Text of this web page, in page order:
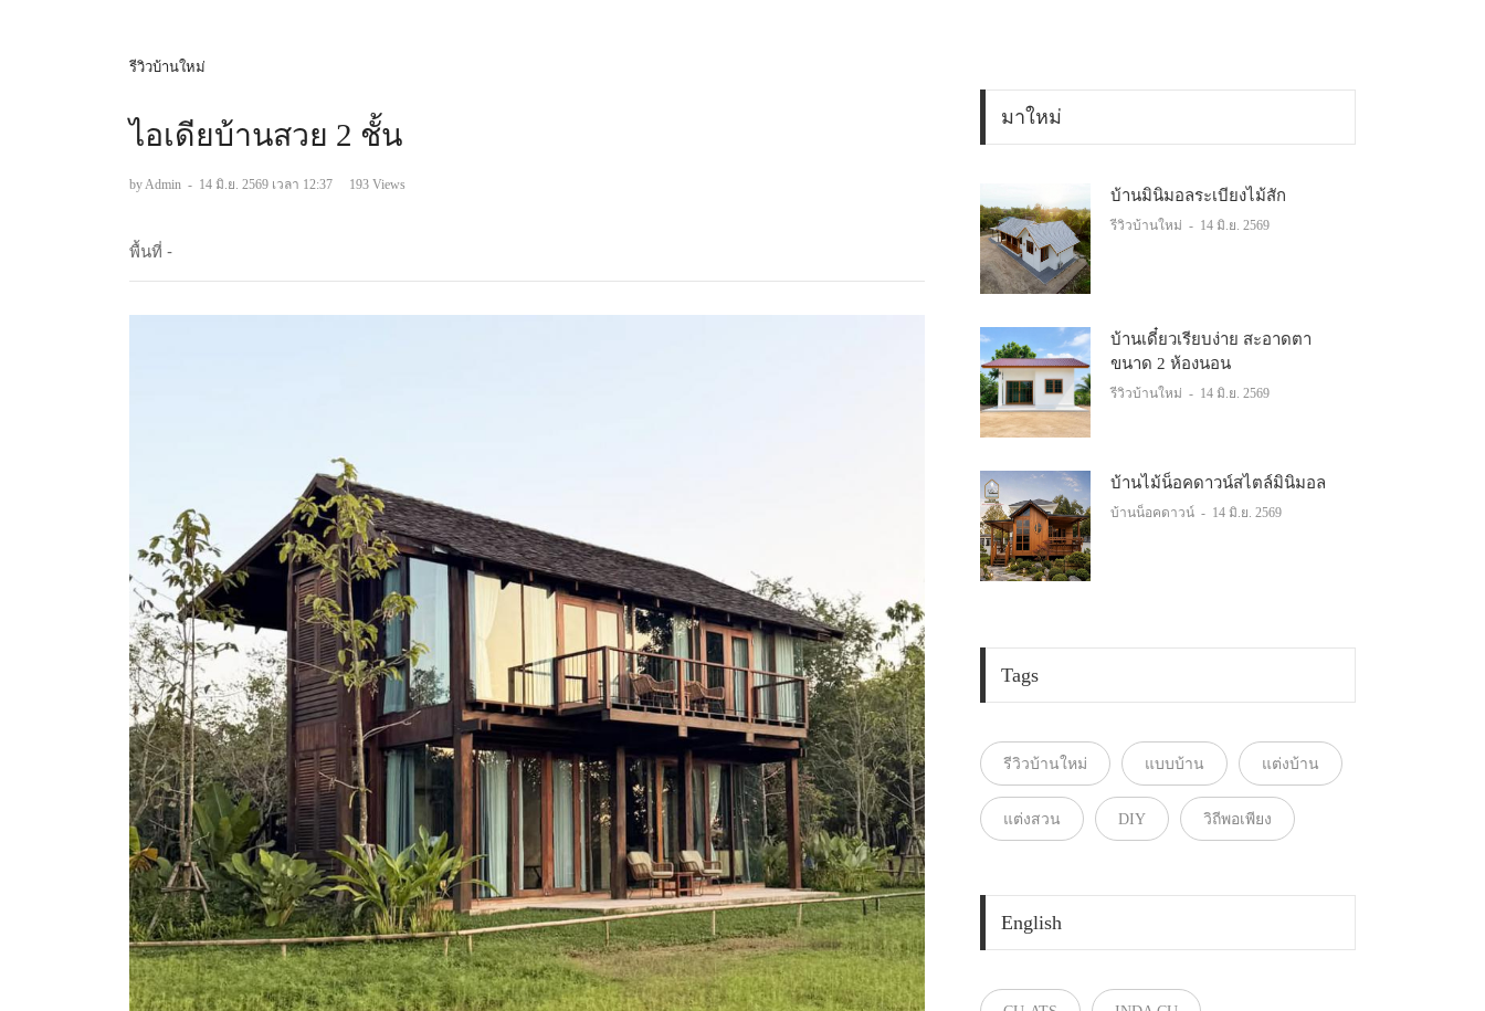
รีวิวบ้านใหม่
ไอเดียบ้านสวย 2 ชั้น
by Admin - 14 มิ.ย. 2569 เวลา 12:37 193 Views
พื้นที่ -
มาใหม่
บ้านมินิมอลระเบียงไม้สัก
รีวิวบ้านใหม่ - 14 มิ.ย. 2569
บ้านเดี๋ยวเรียบง่าย สะอาดตา
ขนาด 2 ห้องนอน
รีวิวบ้านใหม่ - 14 มิ.ย. 2569
บ้านไม้น็อคดาวน์สไตล์มินิมอล
บ้านน็อคดาวน์ - 14 มิ.ย. 2569
Tags
รีวิวบ้านใหม่ แบบบ้าน แต่งบ้าน
แต่งสวน DIY วิถีพอเพียง
English